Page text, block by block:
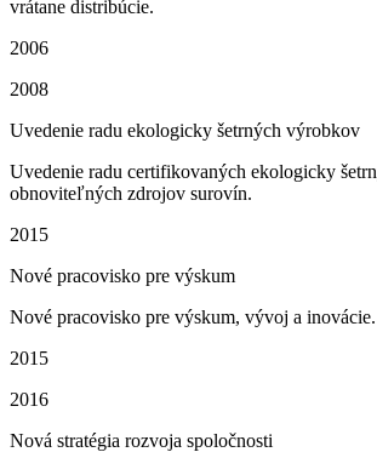
vrátane distribúcie.
2006
2008
Uvedenie radu ekologicky šetrných výrobkov
Uvedenie radu certifikovaných ekologicky
obnoviteľných zdrojov surovín.
2015
Nové pracovisko pre výskum
Nové pracovisko pre výskum, vývoj a inovácie.
2015
2016
Nová stratégia rozvoja spoločnosti